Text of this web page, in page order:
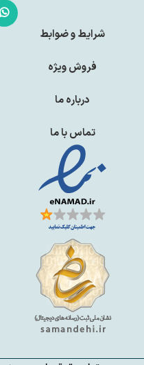
شرایط و ضوابط
فروش ویژه
درباره ما
تماس با ما